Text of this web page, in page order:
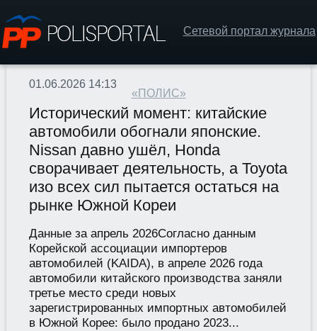
Сетевой портал журнала
«ПОЛИС»
01.06.2026 14:13
Исторический момент: китайские
автомобили обогнали японские.
Nissan давно ушёл, Honda
сворачивает деятельность, а Toyota
изо всех сил пытается остаться на
рынке Южной Кореи
Данные за апрель 2026Согласно данным
Корейской ассоциации импортеров
автомобилей (KAIDA), в апреле 2026 года
автомобили китайского производства заняли
третье место среди новых
зарегистрированных импортных автомобилей
в Южной Корее: было продано 2023...